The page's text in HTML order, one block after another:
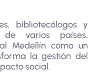
bibliotecólogos y
de varios países,
Medellín como un
la gestión del
social.